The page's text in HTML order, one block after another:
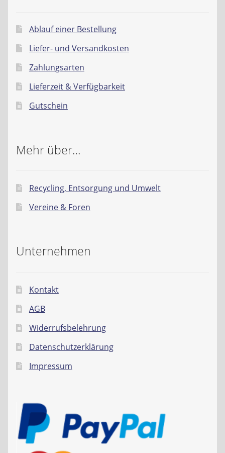
Ablauf einer Bestellung
Liefer- und Versandkosten
Zahlungsarten
Lieferzeit & Verfügbarkeit
Gutschein
Mehr über…
Recycling, Entsorgung und Umwelt
Vereine & Foren
Unternehmen
Kontakt
AGB
Widerrufsbelehrung
Datenschutzerklärung
Impressum